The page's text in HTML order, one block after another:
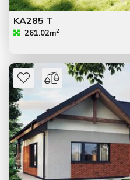
KA285 T
261.02m2